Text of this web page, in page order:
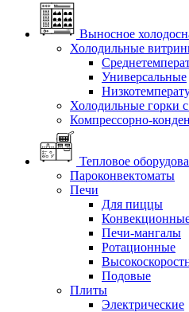
Выносное
Холодильные
Универсальные
Холодильные горки
Компрессорно-
Тепловое
Пароконвектоматы
Печи
Для пиццы
Печи-мангалы
Ротационные
Подовые
Плиты
Электрические